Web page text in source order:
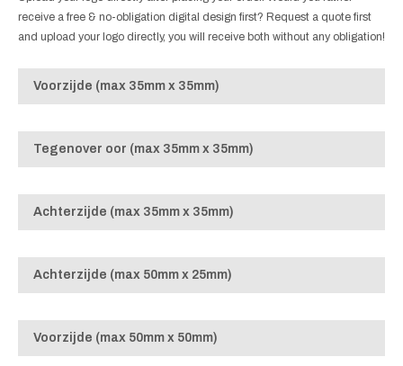
receive a free & no-obligation digital design first? Request a quote first
and upload your logo directly, you will receive both without any obligation!
Voorzijde (max 35mm x 35mm)
Tegenover oor (max 35mm x 35mm)
Achterzijde (max 35mm x 35mm)
Achterzijde (max 50mm x 25mm)
Voorzijde (max 50mm x 50mm)